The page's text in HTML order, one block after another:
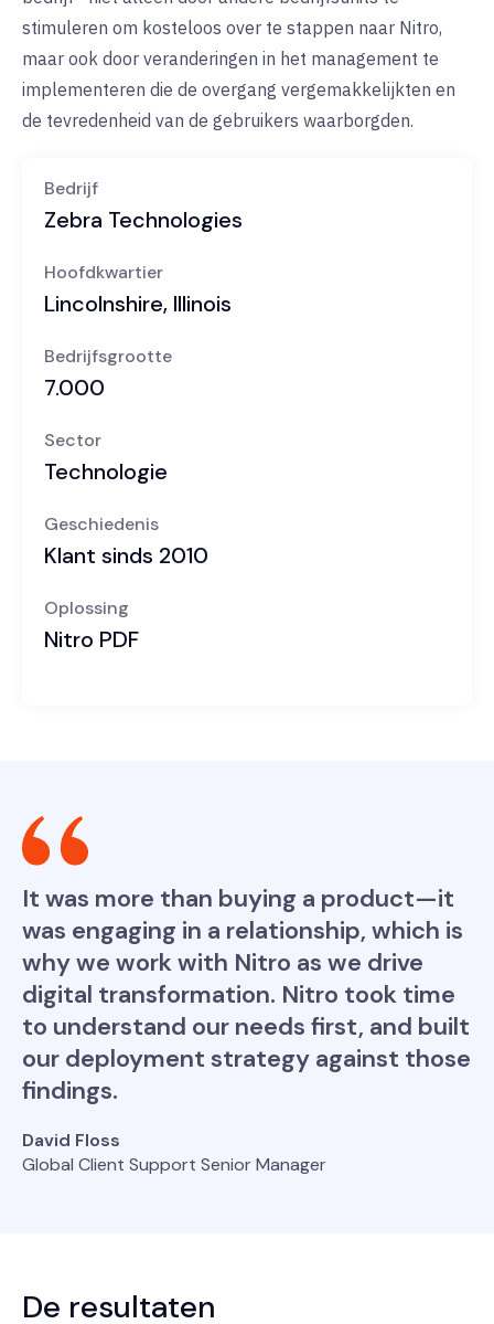
stimuleren om kosteloos over te stappen naar Nitro,
maar ook door veranderingen in het management te
implementeren die de overgang vergemakkelijkten en
de tevredenheid van de gebruikers waarborgden.
Bedrijf
Zebra Technologies
Hoofdkwartier
Lincolnshire, Illinois
Bedrijfsgrootte
7.000
Sector
Technologie
Geschiedenis
Klant sinds 2010
Oplossing
Nitro PDF
It was more than buying a product—it
was engaging in a relationship, which is
why we work with Nitro as we drive
digital transformation. Nitro took time
to understand our needs first, and built
our deployment strategy against those
findings.
David Floss
Global Client Support Senior Manager
De resultaten